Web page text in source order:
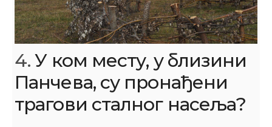
4.У ком месту, у близини
Панчева, су пронађени
трагови сталног насеља?